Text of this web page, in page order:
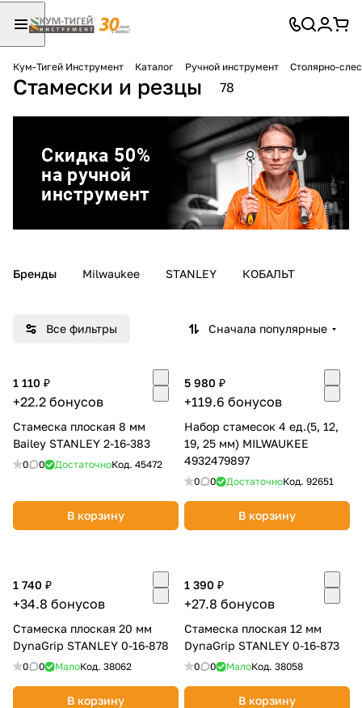
Кум-Тигей Инструмент Каталог Ручной инструмент Столярно-
Стамески и резцы 78
Бренды Milwaukee STANLEY КОБАЛЬТ
Все фильтры Сначала популярные
1 110 ₽
+22.2 бонусов
Стамеска плоская 8 мм
Bailey STANLEY 2-16-383
0 0 ДостаточноКод. 45472
В корзину
5 980 ₽
+119.6 бонусов
Набор стамесок 4 ед.(5, 12,
19, 25 мм) MILWAUKEE
4932479897
0 0 ДостаточноКод. 92651
В корзину
1 740 ₽
+34.8 бонусов
Стамеска плоская 20 мм
DynaGrip STANLEY 0-16-878
0 0 МалоКод. 38062
В корзину
1 390 ₽
+27.8 бонусов
Стамеска плоская 12 мм
DynaGrip STANLEY 0-16-873
0 0 МалоКод. 38058
В корзину
Для клиентов всех банков
оплатуна части
без переплат
Добавляйте товары
в корзину
Оплачивайте сегодня только
% картой любого банка
Получайте товар
Оставшиеся 75% будут
списыватьсяс вашей карты
по25% каждые 2 недели